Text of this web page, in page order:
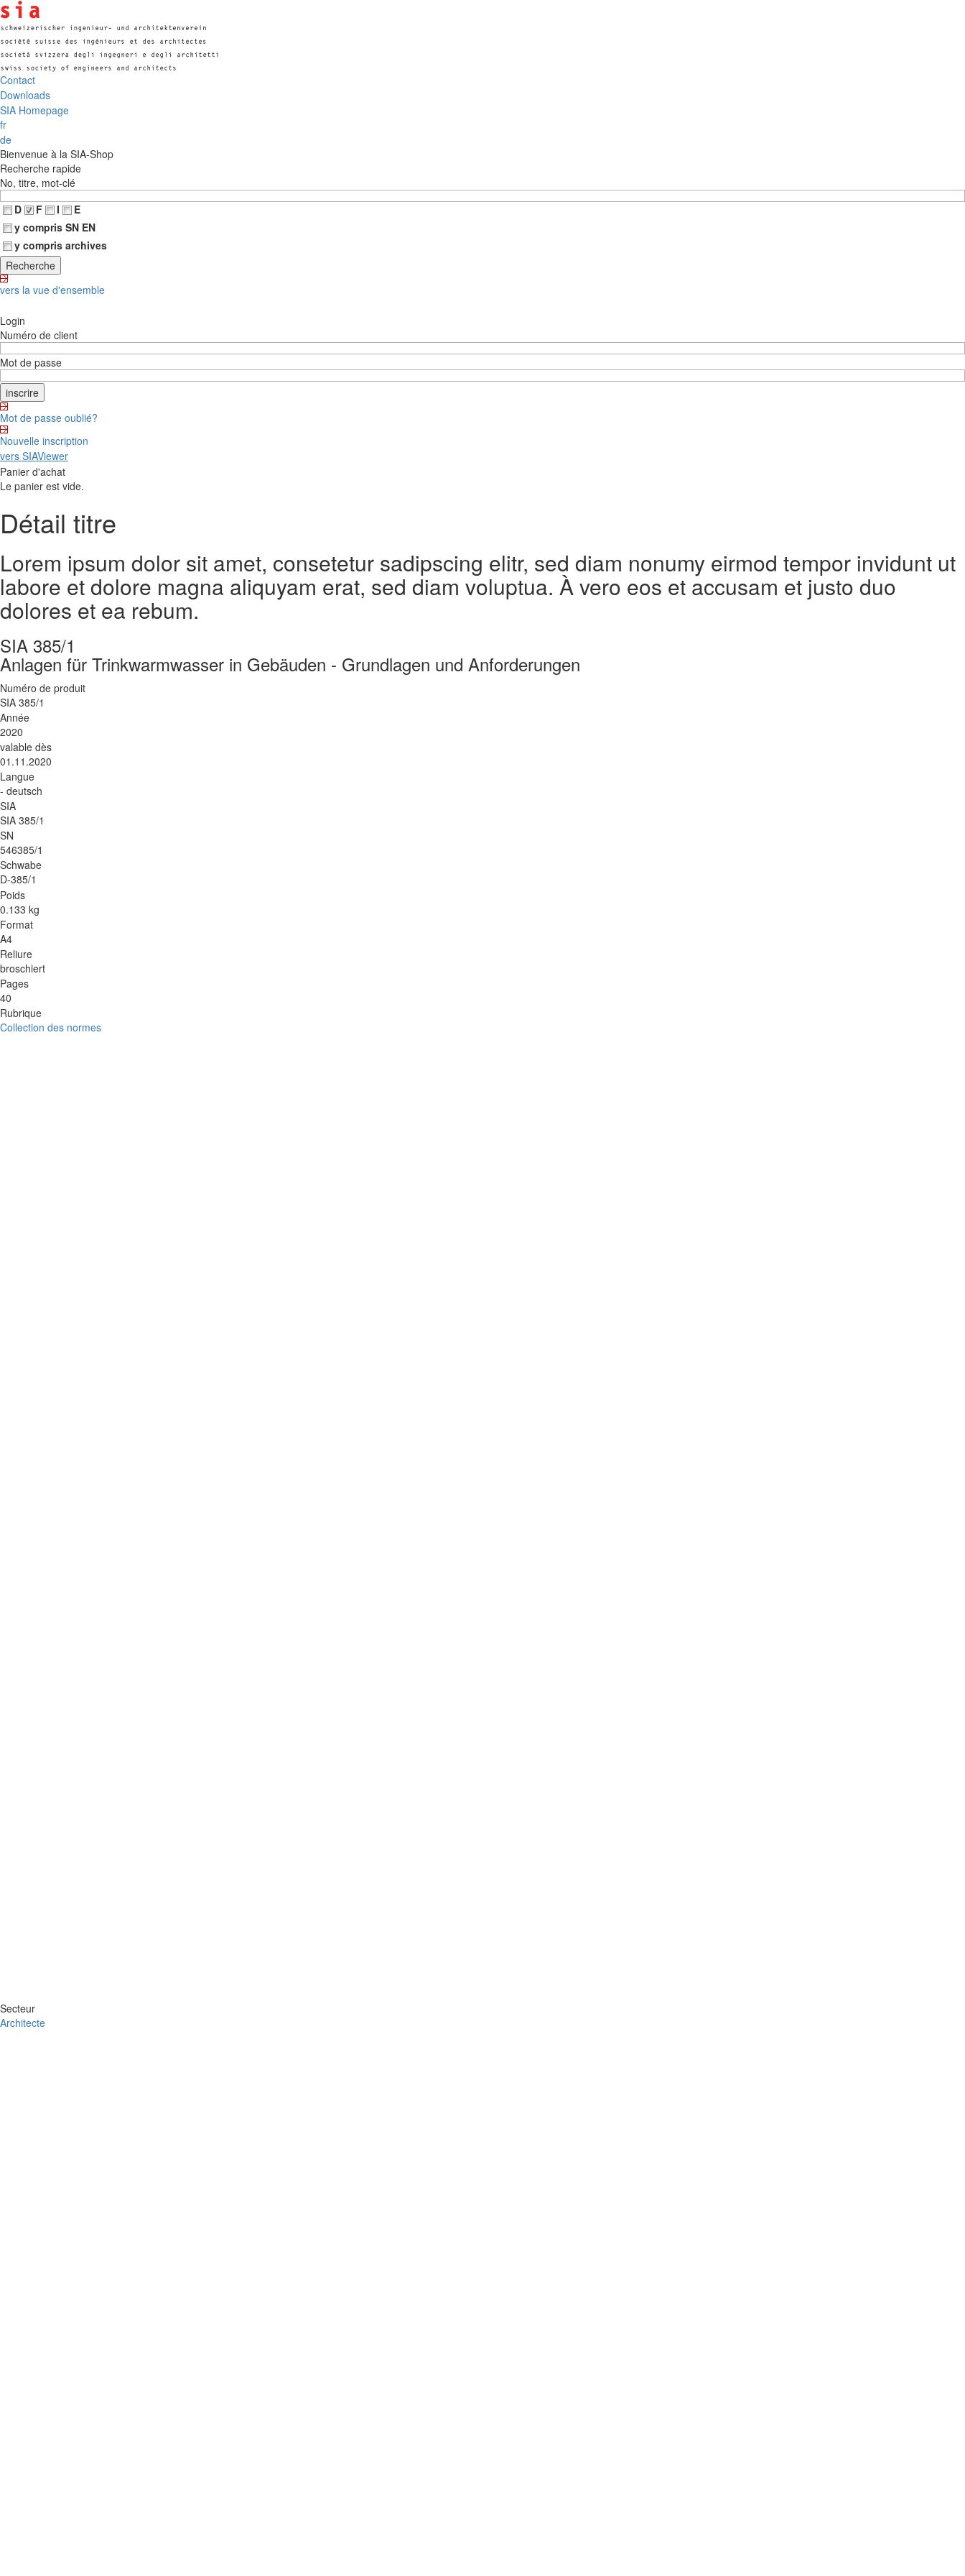
Contact
Downloads
SIA Homepage
fr
de
Bienvenue à la SIA-Shop
Recherche rapide
No, titre, mot-clé
D
F I
E
y compris SN EN
y compris archives
vers la vue d'ensemble
Login
Numéro de client
Mot de passe
Mot de passe oublié?
Nouvelle inscription
vers SIAViewer
Panier d'achat
Le panier est vide.
Détail titre
Lorem ipsum dolor sit amet, consetetur sadipscing elitr, sed diam nonumy eirmod tempor invidunt ut
labore et dolore magna aliquyam erat, sed diam voluptua. À vero eos et accusam et justo duo
dolores et ea rebum.
SIA 385/1
Anlagen für Trinkwarmwasser in Gebäuden - Grundlagen und Anforderungen
Numéro de produit
SIA 385/1
Année
2020
valable dès
01.11.2020
Langue
- deutsch
SIA
SIA 385/1
SN
546385/1
Schwabe
D-385/1
Poids
0.133 kg
Format
A4
Reliure
broschiert
Pages
40
Rubrique
Collection des normes
Secteur
Architecte